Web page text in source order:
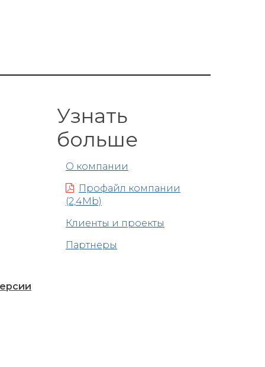
Узнать
больше
О компании
Профайл компании
(2,4Mb)
Клиенты и проекты
Партнеры